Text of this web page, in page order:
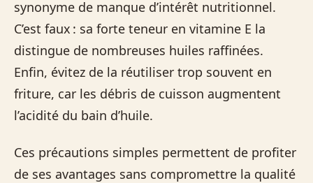
synonyme de manque d’intérêt nutritionnel.
C’est faux : sa forte teneur en vitamine E la
distingue de nombreuses huiles raffinées.
Enfin, évitez de la réutiliser trop souvent en
friture, car les débris de cuisson augmentent
l’acidité du bain d’huile.
Ces précautions simples permettent de profiter
de ses avantages sans compromettre la qualité